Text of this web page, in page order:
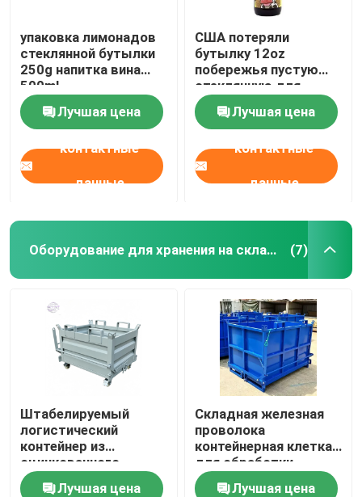
упаковка лимонадов
стеклянной бутылки
250g напитка вина
500ml
Лучшая цена
контактные
данные
США потеряли
бутылку 12oz
побережья пустую
стеклянную для
напитков 355ml
Лучшая цена
контактные
данные
Оборудование для хранения на складе (7)
Штабелируемый
логистический
контейнер из
оцинкованного
железа с крышкой
Лучшая цена
Складная железная
проволока
контейнерная клетка
для обработки
материалов
Лучшая цена